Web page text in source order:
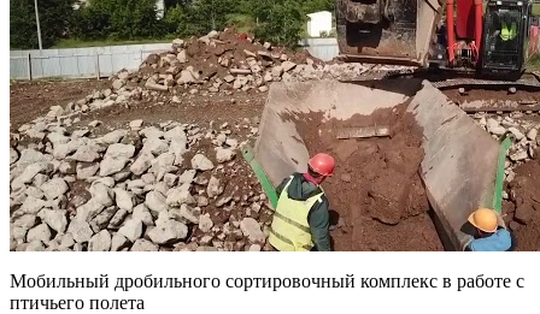
Мобильный дробильного сортировочный комплекс в работе с
птичьего полета